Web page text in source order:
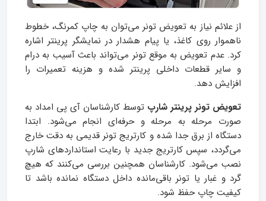
از علائم نیاز به تعویض تونر می‌توان به چاپ کمرنگ، خطوط
ناهموار روی کاغذ، یا پیام هشدار در نمایشگر پرینتر اشاره
کرد. عدم تعویض به موقع تونر می‌تواند باعث آسیب به درام
و سایر قطعات داخلی پرینتر شده و هزینه تعمیرات را
افزایش دهد.
تعویض تونر پرینتر شارپ توسط کارشناسان آی‌ پی امداد به
صورت مرحله به مرحله و حرفه‌ای انجام می‌شود. ابتدا
دستگاه از برق جدا شده و کارتریج تونر قدیمی به دقت خارج
می‌گردد، سپس کارتریج جدید با رعایت استانداردهای شارپ
نصب می‌شود. کارشناسان همچنین بررسی می‌کنند که هیچ
گرد و غبار یا تونر باقی‌مانده داخل دستگاه نمانده باشد تا
کیفیت چاپ حفظ شود.